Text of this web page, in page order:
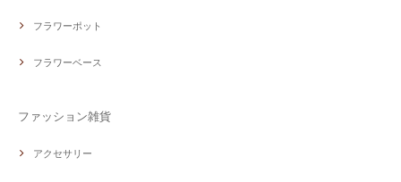
フラワーポット
フラワーベース
ファッション雑貨
アクセサリー